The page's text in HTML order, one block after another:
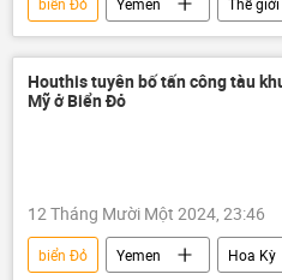
biển Đỏ Yemen
Thế giới
Hải quân Anh
Anh
Houthis tuyên bố tấn công tàu
Mỹ ở Biển Đỏ
12 Tháng Mười Một 2024, 23:46
biển Đỏ Yemen
Hoa Kỳ